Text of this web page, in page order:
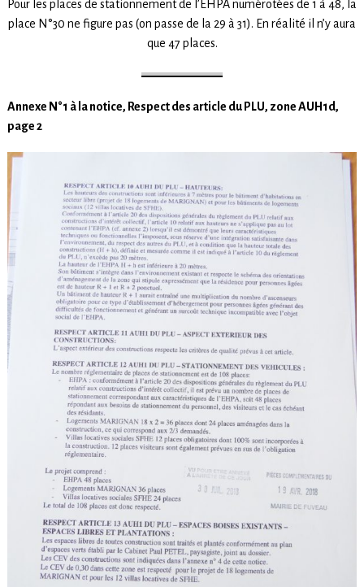
Pour les places de stationnement de l’EHPA numérotées de 1 à 48, la
place N°30 ne figure pas (on passe de la 29 à 31). En réalité il n’y aura
que 47 places.
Annexe N°1 à la notice, Respect des article du PLU, zone AUH1d,
page 2